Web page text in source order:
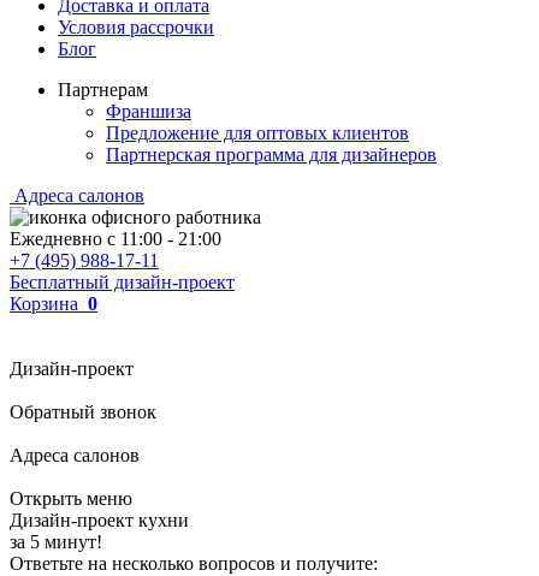
Доставка и оплата
Условия рассрочки
Блог
Партнерам
Франшиза
Предложение для оптовых клиентов
Партнерская программа для дизайнеров
Адреса салонов
Ежедневно с 11:00 - 21:00
+7 (495) 988-17-11
Бесплатный дизайн-проект
Корзина 0
Дизайн-проект
Обратный звонок
Адреса салонов
Открыть меню
Дизайн-проект кухни
за 5 минут!
Ответьте на несколько вопросов и получите: